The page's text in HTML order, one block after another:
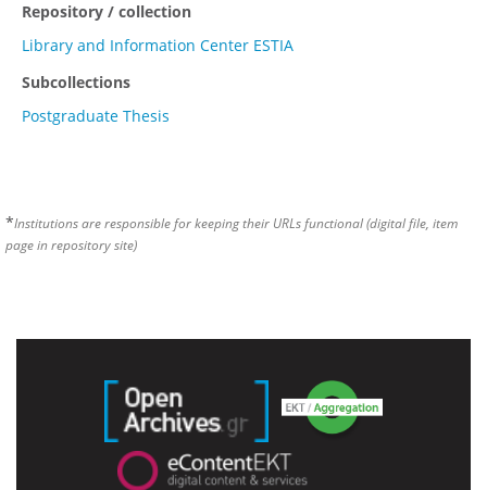
Repository / collection
Library and Information Center ESTIA
Subcollections
Postgraduate Thesis
*Institutions are responsible for keeping their URLs functional (digital file, item
page in repository site)